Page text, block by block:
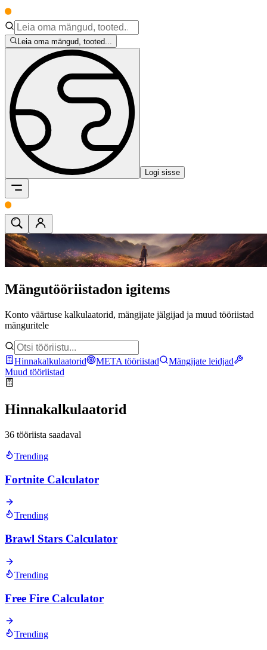
Leia oma mängud, tooted...
Logi sisse
Mängutööriistadon igitems
Konto väärtuse kalkulaatorid, mängijate jälgijad ja muud tööriistad
mänguritele
Hinnakalkulaatorid META tööriistad
Mängijate leidjad
Muud tööriistad
Hinnakalkulaatorid
36 tööriista saadaval
Trending
Fortnite Calculator
Trending
Brawl Stars Calculator
Trending
Free Fire Calculator
Trending